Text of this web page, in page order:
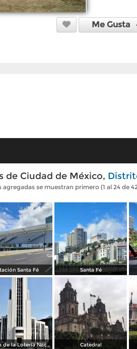
Me Gusta
de Ciudad de México,
se muestran primero (1 al 24 de
Santa Fé Santa Fé
Edificio de la Lotería Nacional Catedral